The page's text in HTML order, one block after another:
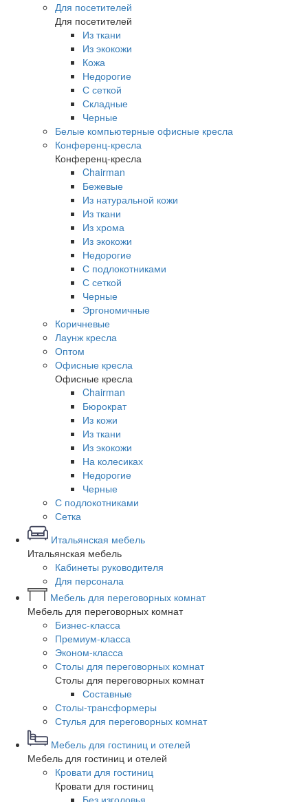
Для посетителей
Для посетителей
Из ткани
Из экокожи
Кожа
Недорогие
С сеткой
Складные
Черные
Белые компьютерные офисные кресла
Конференц-кресла
Конференц-кресла
Chairman
Бежевые
Из натуральной кожи
Из ткани
Из хрома
Из экокожи
Недорогие
С подлокотниками
С сеткой
Черные
Эргономичные
Коричневые
Лаунж кресла
Оптом
Офисные кресла
Офисные кресла
Chairman
Бюрократ
Из кожи
Из ткани
Из экокожи
На колесиках
Недорогие
Черные
С подлокотниками
Сетка
Итальянская мебель
Итальянская мебель
Кабинеты руководителя
Для персонала
Мебель для переговорных комнат
Мебель для переговорных комнат
Бизнес-класса
Премиум-класса
Эконом-класса
Столы для переговорных комнат
Столы для переговорных комнат
Составные
Столы-трансформеры
Стулья для переговорных комнат
Мебель для гостиниц и отелей
Мебель для гостиниц и отелей
Кровати для гостиниц
Кровати для гостиниц